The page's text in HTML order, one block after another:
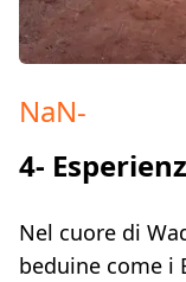
NaN-
4-
Nel cuore di
beduine come i